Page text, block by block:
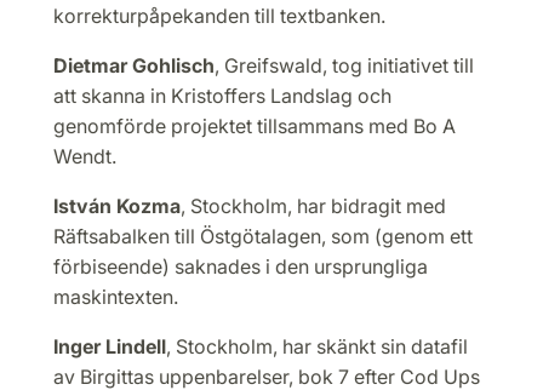
korrekturpåpekanden till textbanken.
Dietmar Gohlisch, Greifswald, tog initiativet till
att skanna in Kristoffers Landslag och
genomförde projektet tillsammans med Bo A
Wendt.
István Kozma, Stockholm, har bidragit med
Räftsabalken till Östgötalagen, som (genom ett
förbiseende) saknades i den ursprungliga
maskintexten.
Inger Lindell, Stockholm, har skänkt sin datafil
av Birgittas uppenbarelser, bok 7 efter Cod Ups